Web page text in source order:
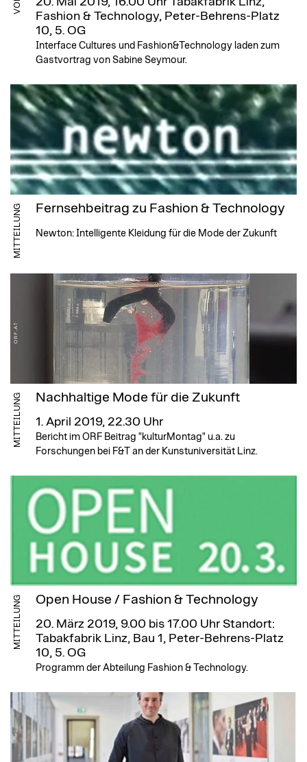
Fashion & Technology, Peter-Behrens-Platz
10, 5. OG
Interface Cultures und Fashion&Technology laden zum
Gastvortrag von Sabine Seymour.
MITTEILUNG Fernsehbeitrag zu Fashion & Technology
Newton: Intelligente Kleidung für die Mode der Zukunft
MITTEILUNG Nachhaltige Mode für die Zukunft
1. April 2019, 22.30 Uhr
Bericht im ORF Beitrag "kulturMontag" u.a. zu
Forschungen bei F&T an der Kunstuniversität Linz.
MITTEILUNG Open House / Fashion & Technology
20. März 2019, 9.00 bis 17.00 Uhr Standort:
Tabakfabrik Linz, Bau 1, Peter-Behrens-Platz
10, 5. OG
Programm der Abteilung Fashion & Technology.